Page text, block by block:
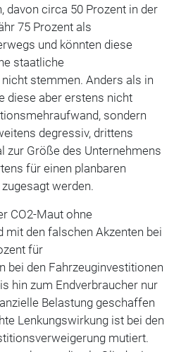
davon circa 50 Prozent in der
75 Prozent als
und könnten diese
staatliche
stemmen. Anders als in
diese aber erstens nicht
sondern
degressiv, drittens
zur Größe des Unternehmens
für einen planbaren
werden.
CO2-Maut ohne
mit den falschen Akzenten bei
für
bei den Fahrzeuginvestitionen
hin zum Endverbraucher nur
Belastung geschaffen
Lenkungswirkung ist bei den
mutiert.